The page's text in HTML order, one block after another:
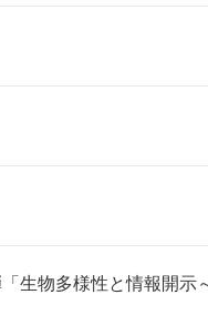
生物多様性と情報開